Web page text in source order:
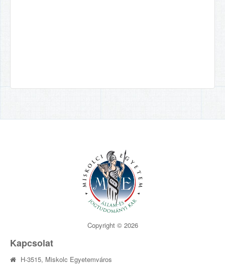
Copyright © 2026
Kapcsolat
H-3515, Miskolc Egyetemváros